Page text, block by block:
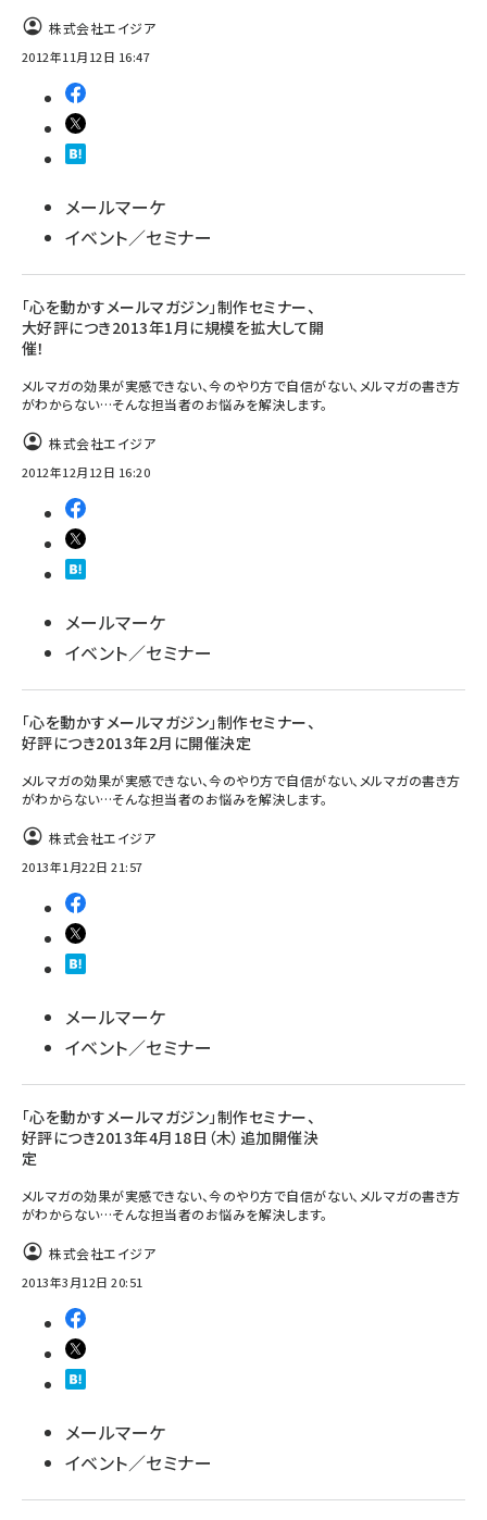
株式会社エイジア
2012年11月12日 16:47
メールマーケ
イベント／セミナー
「心を動かすメールマガジン」制作セミナー、
大好評につき2013年1月に規模を拡大して開
催！
メルマガの効果が実感できない、今のやり方で自信がない、メルマガの書き方
がわからない…そんな担当者のお悩みを解決します。
株式会社エイジア
2012年12月12日 16:20
メールマーケ
イベント／セミナー
「心を動かすメールマガジン」制作セミナー、
好評につき2013年2月に開催決定
メルマガの効果が実感できない、今のやり方で自信がない、メルマガの書き方
がわからない…そんな担当者のお悩みを解決します。
株式会社エイジア
2013年1月22日 21:57
メールマーケ
イベント／セミナー
「心を動かすメールマガジン」制作セミナー、
好評につき2013年4月18日（木）追加開催決
定
メルマガの効果が実感できない、今のやり方で自信がない、メルマガの書き方
がわからない…そんな担当者のお悩みを解決します。
株式会社エイジア
2013年3月12日 20:51
メールマーケ
イベント／セミナー